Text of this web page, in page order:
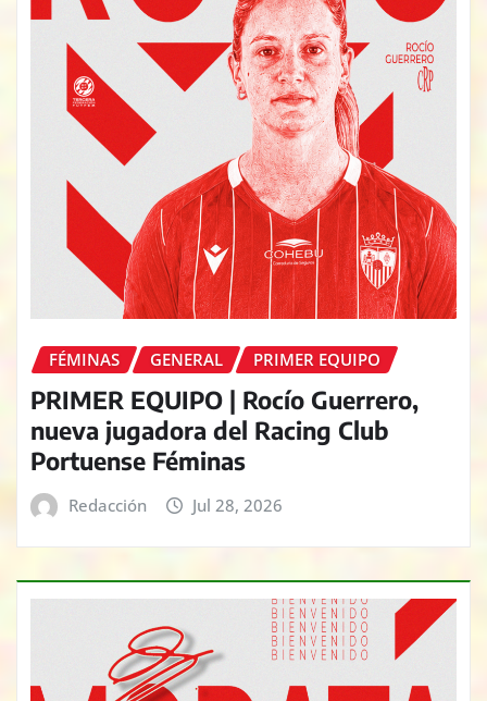
FÉMINAS GENERAL PRIMER EQUIPO
PRIMER EQUIPO | Rocío Guerrero,
nueva jugadora del Racing Club
Portuense Féminas
Redacción Jul 28, 2026